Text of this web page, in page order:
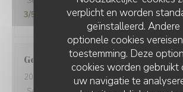
verplicht en worden
geïnstalleerd. Andere
optionele cookies
toestemming. Deze
cookies worden gebruikt
uw navigatie te
3/5
Geoffrey B
2023-07-08
- 20:30 - Gasten 4